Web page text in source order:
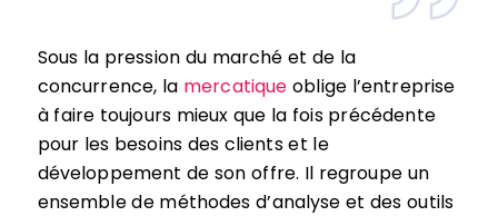
Sous la pression du marché et de la
concurrence, la mercatique oblige l’entreprise
à faire toujours mieux que la fois précédente
pour les besoins des clients et le
développement de son offre. Il regroupe un
ensemble de méthodes d’analyse et des outils